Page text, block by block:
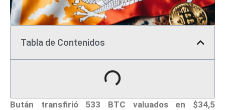
Tabla de Contenidos
Bután
transfirió 533 BTC valuados en $34,5